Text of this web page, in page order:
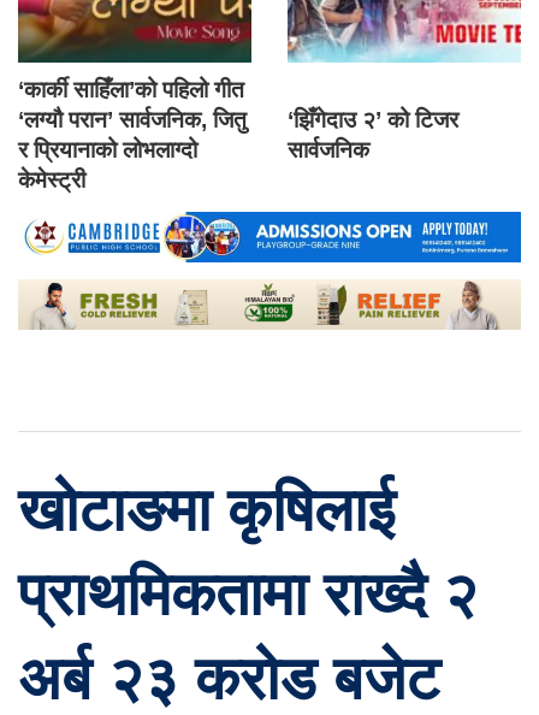
‘कार्की साहिँला’को पहिलो गीत
‘लग्यौ परान’ सार्वजनिक, जितु
र प्रियानाको लोभलाग्दो
केमेस्ट्री
‘झिँगेदाउ २’ को टिजर
सार्वजनिक
खोटाङमा कृषिलाई
प्राथमिकतामा राख्दै २
अर्ब २३ करोड बजेट